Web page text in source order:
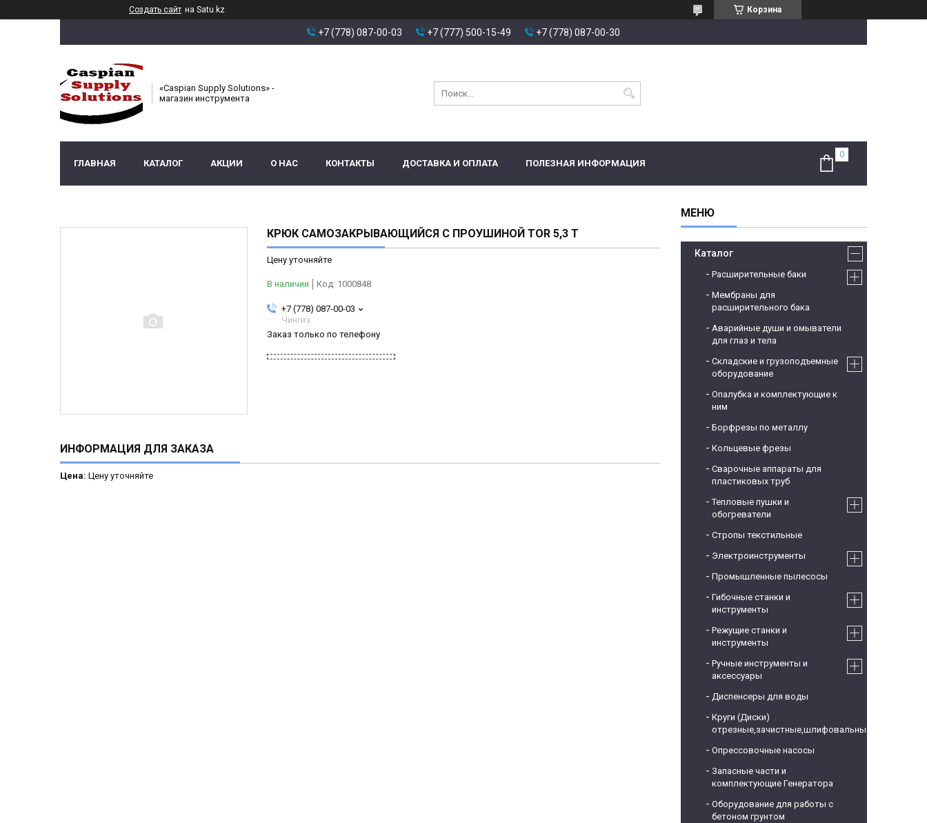
Создать сайт на Satu.kz Корзина
+7 (778) 087-00-03 +7 (777) 500-15-49 +7 (778) 087-00-30
«Caspian Supply Solutions» -
магазин инструмента
ГЛАВНАЯ КАТАЛОГ АКЦИИ О НАС КОНТАКТЫ ДОСТАВКА И ОПЛАТА ПОЛЕЗНАЯ ИНФОРМАЦИЯ
КРЮК САМОЗАКРЫВАЮЩИЙСЯ С ПРОУШИНОЙ TOR 5,3 Т
Цену уточняйте
В наличии Код: 1000848
+7 (778) 087-00-03
Чингиз
Заказ только по телефону
ИНФОРМАЦИЯ ДЛЯ ЗАКАЗА
Цена: Цену уточняйте
Каталог
Расширительные баки
Мембраны для
расширительного бака
Аварийные души и омыватели
для глаз и тела
Складские и грузоподъемные
оборудование
Опалубка и комплектующие к
ним
Борфрезы по металлу
Кольцевые фрезы
Сварочные аппараты для
пластиковых труб
Тепловые пушки и
обогреватели
Стропы текстильные
Электроинструменты
Промышленные пылесосы
Гибочные станки и
инструменты
Режущие станки и
инструменты
Ручные инструменты и
аксессуары
Диспенсеры для воды
Круги (Диски)
отрезные,зачистные,шлифовальные
Опрессовочные насосы
Запасные части и
комплектующие Генератора
Оборудование для работы с
бетоном грунтом